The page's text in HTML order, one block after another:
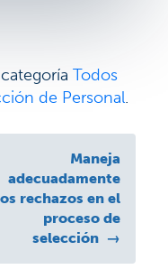
Todos
de Personal.
Maneja
adecuadamente
rechazos en el
proceso de
selección →